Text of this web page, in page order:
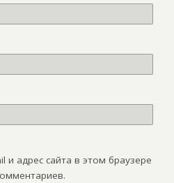
адрес сайта в этом браузере